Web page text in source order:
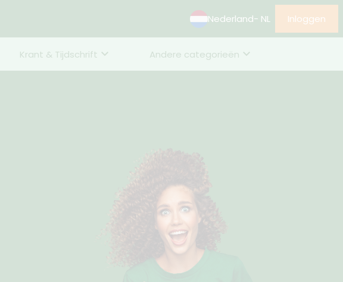
Nederland- NL Inloggen
Krant & Tijdschrift Andere categorieën